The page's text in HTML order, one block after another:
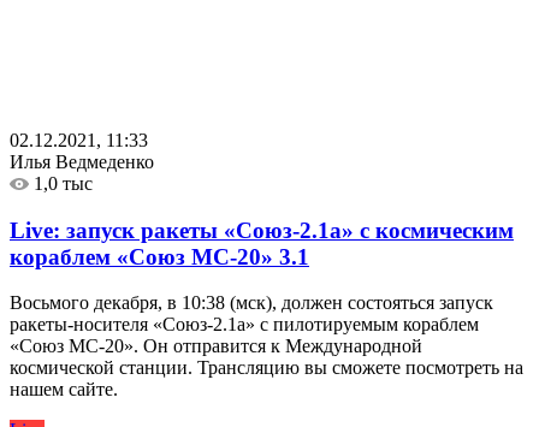
02.12.2021, 11:33
Илья Ведмеденко
1,0 тыс
Live: запуск ракеты «Союз-2.1а» с космическим
кораблем «Союз МС-20» 3.1
Восьмого декабря, в 10:38 (мск), должен состояться запуск
ракеты-носителя «Союз-2.1а» с пилотируемым кораблем
«Союз МС-20». Он отправится к Международной
космической станции. Трансляцию вы сможете посмотреть на
нашем сайте.